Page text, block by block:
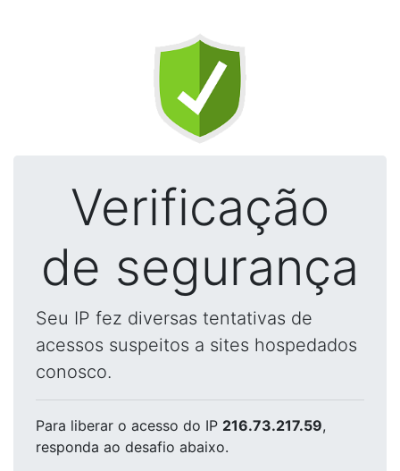
Verificação
de segurança
Seu IP fez diversas tentativas de
acessos suspeitos a sites hospedados
conosco.
Para liberar o acesso do IP 216.73.217.59,
responda ao desafio abaixo.